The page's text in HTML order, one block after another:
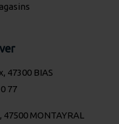
47300 BIAS
77
MONTAYRAL